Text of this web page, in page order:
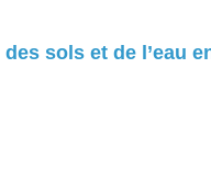
sols et de l’eau